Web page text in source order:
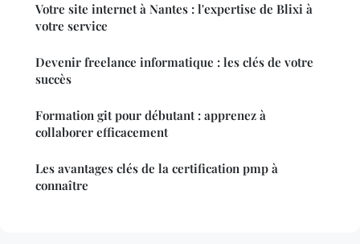
Votre site internet à Nantes : l'expertise de Blixi à
votre service
Devenir freelance informatique : les clés de votre
succès
Formation git pour débutant : apprenez à
collaborer efficacement
Les avantages clés de la certification pmp à
connaître